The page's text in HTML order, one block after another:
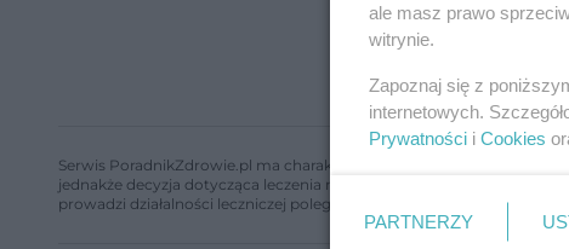
Serwis PoradnikZdrowie.pl ma charakter edukacyjny, nie stanowi i
jednakże decyzja dotycząca leczenia należy do lekarza. Redakcja i
prowadzi działalności leczniczej polegającej na udzielaniu świadczeń
ale masz prawo
witrynie.
Zapoznaj się z
internetowych.
Prywatności i Cookies
PARTNERZY